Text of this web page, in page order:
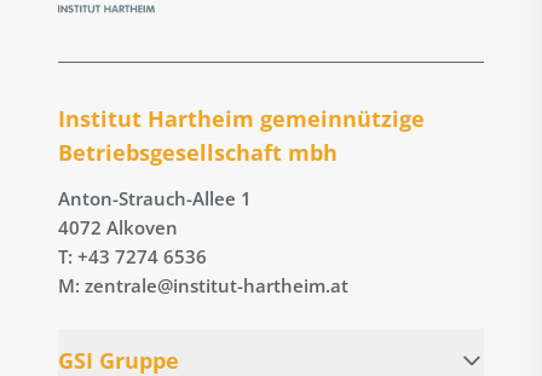
Institut Hartheim gemeinnützige
Betriebs­gesellschaft mbh
Anton-Strauch-Allee 1
4072 Alkoven
T: +43 7274 6536
M: zentrale@institut-hartheim.at
GSI Gruppe